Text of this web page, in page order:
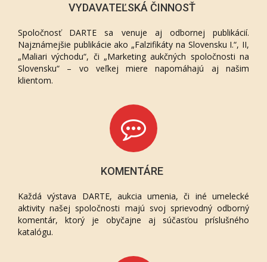
VYDAVATEĽSKÁ ČINNOSŤ
Spoločnosť DARTE sa venuje aj odbornej publikácií.
Najznámejšie publikácie ako „Falzifikáty na Slovensku I.“, II,
„Maliari východu“, či „Marketing aukčných spoločnosti na
Slovensku“ – vo veľkej miere napomáhajú aj našim
klientom.
KOMENTÁRE
Každá výstava DARTE, aukcia umenia, či iné umelecké
aktivity našej spoločnosti majú svoj sprievodný odborný
komentár, ktorý je obyčajne aj súčasťou príslušného
katalógu.